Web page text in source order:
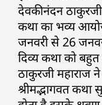
देवकीनंदन ठाकुरजी
कथा का भव्य
जनवरी से 26
दिव्य कथा को
ठाकुरजी महाराज
श्रीमद्भागवत